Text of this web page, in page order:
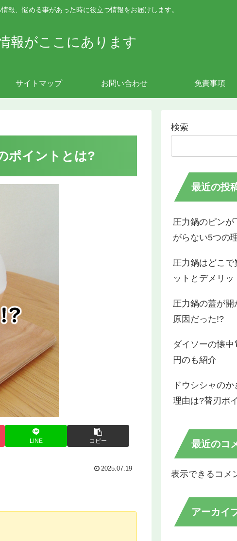
報、悩める事があった時に役立つ情報をお届けします。
報がここにあります
サイトマップ お問い合わせ 免責事項
ポイントとは?
LINE コピー
2025.07.19
検索
最近の投
圧力鍋のピン
がらない5つの
圧力鍋はどこで
ットとデメリッ
圧力鍋の蓋が
原因だった!?
ダイソーの懐
円のも紹介
ドウシシャの
理由は?替刃ポ
最近のコ
表示できるコメ
アーカイ